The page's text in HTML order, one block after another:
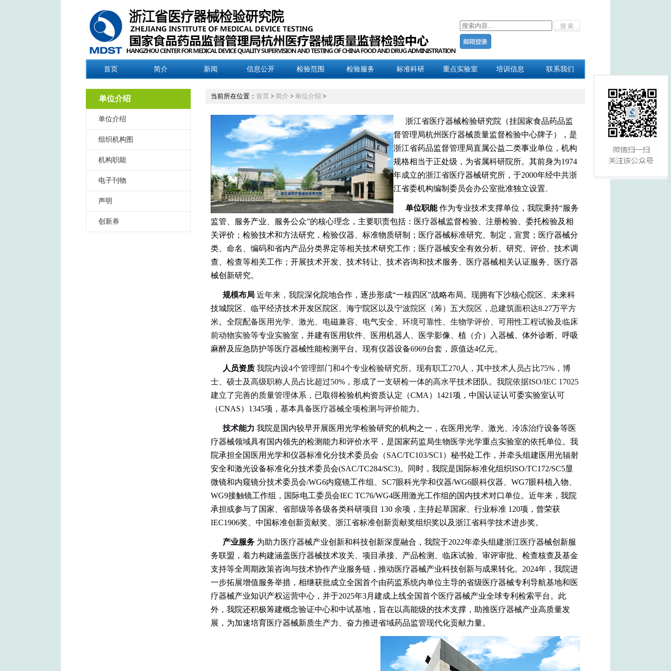
首页 简介 新闻 信息公开 检验范围 检验服务 标准科研 重点实验室 培训信息 联系我们
单位介绍
单位介绍
组织机构图
机构职能
电子刊物
声明
创新券
当前所在位置： 首页 > 简介 > 单位介绍 >
浙江省医疗器械检验研究院（挂国家食品药品监
督管理局杭州医疗器械质量监督检验中心牌子），是
浙江省药品监督管理局直属公益二类事业单位，机构
规格相当于正处级，为省属科研院所。其前身为1974
年成立的浙江省医疗器械研究所，于2000年经中共浙
江省委机构编制委员会办公室批准独立设置。
单位职能 作为专业技术支撑单位，我院秉持“服务
监管、服务产业、服务公众”的核心理念，主要职责包括：医疗器械监督检验、注册检验、委托检验及相
关评价；检验技术和方法研究，检验仪器、标准物质研制；医疗器械标准研究、制定，宣贯；医疗器械分
类、命名、编码和省内产品分类界定等相关技术研究工作；医疗器械安全有效分析、研究、评价、技术调
查、检查等相关工作；开展技术开发、技术转让、技术咨询和技术服务、医疗器械相关认证服务、医疗器
械创新研究。
规模布局 近年来，我院深化院地合作，逐步形成“一核四区”战略布局。现拥有下沙核心院区、未来科
技城院区、临平经济技术开发区院区、海宁院区 以及宁波院区（筹）五大院区，总建筑面积达8.27万平方
米。全院配备医用光学、激光、电磁兼容、电气安全、环境可靠性、生物学评价、可用性工程试验及临床
前动物实验等专业实验室，并建有医用软件、医用机器人、医学影像、植（介）入器械、体外诊断、呼吸
麻醉及应急防护等医疗器械性能检测平台。现有仪器设备6969台套，原值达4亿元。
人员资质 我院内设4个管理部门和4个专业检验研究所。现有职工270人，其中技术人员占比75%，博
士、硕士及高级职称人员占比超过50%，形成了一支研检一体的高水平技术团队。我院依据ISO/IEC 17025
建立了完善的质量管理体系，已取得检验机构资质认定（CMA）1421项，中国认证认可委实验室认可
（CNAS）1345项，基本具备医疗器械全项检测与评价能力。
技术能力 我院是国内较早开展医用光学检验研究的机构之一，在医用光学、激光、冷冻治疗设备等医
疗器械领域具有国内领先的检测能力和评价水平，是国家药监局生物医学光学重点实验室的依托单位。我
院承担全国医用光学和仪器标准化分技术委员会（SAC/TC103/SC1）秘书处工作，并牵头组建医用光辐射
安全和激光设备标准化分技术委员会(SAC/TC284/SC3)。同时，我院是国际标准化组织ISO/TC172/SC5显
微镜和内窥镜分技术委员会/WG6内窥镜工作组、SC7眼科光学和仪器/WG6眼科仪器、WG7眼科植入物、
WG9接触镜工作组，国际电工委员会IEC TC76/WG4医用激光工作组的国内技术对口单位。近年来，我院
承担或参与了国家、省部级等各级各类科研项目 130 余项，主持起草国家、行业标准 120项，曾荣获
IEC1906奖、中国标准创新贡献奖、浙江省标准创新贡献奖组织奖以及浙江省科学技术进步奖。
产业服务 为助力医疗器械产业创新和科技创新深度融合，我院于2022年牵头组建浙江医疗器械创新服
务联盟，着力构建涵盖医疗器械技术攻关、项目承接、产品检测、临床试验、审评审批、检查核查及基金
支持等全周期政策咨询与技术协作产业服务链，推动医疗器械产业科技创新与成果转化。2024年，我院进
一步拓展增值服务举措，相继获批成立全国首个由药监系统内单位主导的省级医疗器械专利导航基地和医
疗器械产业知识产权运营中心，并于2025年3月建成上线全国首个医疗器械产业全球专利检索平台。此
外，我院还积极筹建概念验证中心和中试基地，旨在以高能级的技术支撑，助推医疗器械产业高质量发
展，为加速培育医疗器械新质生产力、奋力推进省域药品监管现代化贡献力量。